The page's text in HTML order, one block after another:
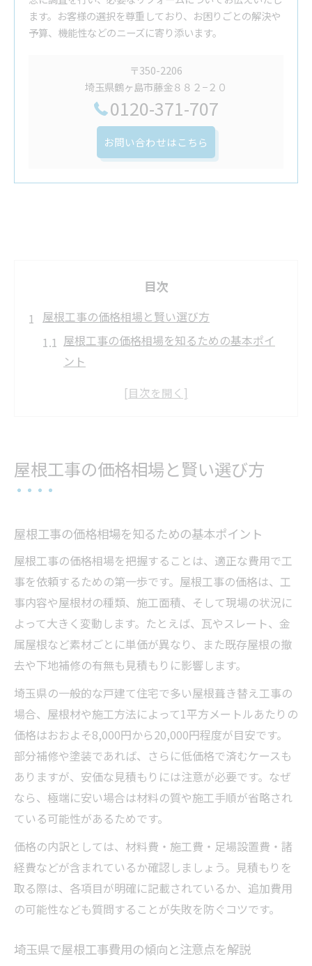
ます。お客様の選択を尊重しており、お困りごとの解決や
予算、機能性などのニーズに寄り添います。
〒350-2206
埼玉県鶴ヶ島市藤金８８２−２０
0120-371-707
お問い合わせはこちら
目次
屋根工事の価格相場と賢い選び方
屋根工事の価格相場を知るための基本ポイ
ント
埼玉県で屋根工事費用の傾向と注意点を解
法
屋根工事費用の内訳を分かりやすく解説
屋根工事で追加費用が発生しやすいケース
屋根工事の相場感を正しく把握する方法
見積もりの屋根工事内容を比較する重要性
屋根工事で損をしないための費用交渉ポイ
ント
埼玉県で屋根工事をお得に進めるコツ
屋根工事費用の節約に役立つタイミングと
は
埼玉県で屋根工事業者を賢く選ぶポイント
屋根工事の見積もりを複数取得するメリッ
ト
屋根工事費用を抑えるサービスの活用法
屋根工事でお得にリフォームする方法
屋根工事費の内訳を徹底解説します
屋根工事の費用内訳を詳しく知るメリット
屋根工事の材料費と施工費の違いを解説
屋根工事で発生する諸経費の確認ポイント
屋根工事の価格相場と賢い選び方
屋根工事の価格相場を知るための基本ポイント
屋根工事の価格相場を把握することは、適正な費用で工
事を依頼するための第一歩です。屋根工事の価格は、工
事内容や屋根材の種類、施工面積、そして現場の状況に
よって大きく変動します。たとえば、瓦やスレート、金
属屋根など素材ごとに単価が異なり、また既存屋根の撤
去や下地補修の有無も見積もりに影響します。
埼玉県の一般的な戸建て住宅で多い屋根葺き替え工事の
場合、屋根材や施工方法によって1平方メートルあたりの
価格はおおよそ8,000円から20,000円程度が目安です。
部分補修や塗装であれば、さらに低価格で済むケースも
ありますが、安価な見積もりには注意が必要です。なぜ
なら、極端に安い場合は材料の質や施工手順が省略され
ている可能性があるためです。
価格の内訳としては、材料費・施工費・足場設置費・諸
経費などが含まれているか確認しましょう。見積もりを
取る際は、各項目が明確に記載されているか、追加費用
の可能性なども質問することが失敗を防ぐコツです。
埼玉県で屋根工事費用の傾向と注意点を解説